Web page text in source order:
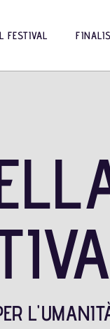
FESTIVAL